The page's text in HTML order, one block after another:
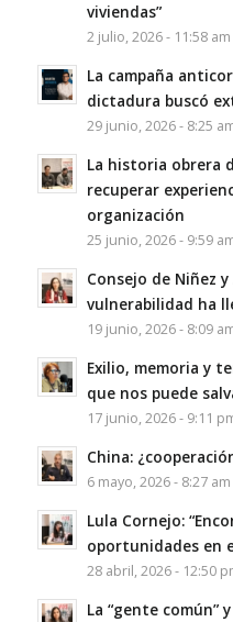
viviendas”
2 julio, 2026 - 11:58 am
La campaña
dictadura buscó
29 junio, 2026 - 8:25
La historia obrera
recuperar
organización
25 junio, 2026 - 9:59
Consejo de Niñez y
vulnerabilidad ha
19 junio, 2026 - 8:09
Exilio, memoria y
que nos puede
17 junio, 2026 - 9:11
China:
6 mayo, 2026 - 8:27 am
Lula Cornejo:
oportunidades en
28 abril, 2026 - 12:50
La “gente común”